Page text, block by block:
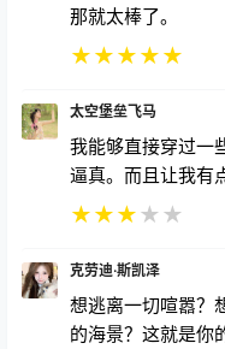
那就太棒了。
★★★★★
太空堡垒飞马
我能够直接穿过一
逼真。而且让我有
★★★★ ★
克劳迪·斯凯泽
想逃离一切喧嚣？
的海景？这就是你